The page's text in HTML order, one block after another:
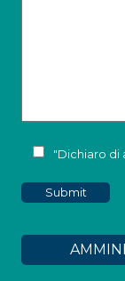
"Dichiaro di